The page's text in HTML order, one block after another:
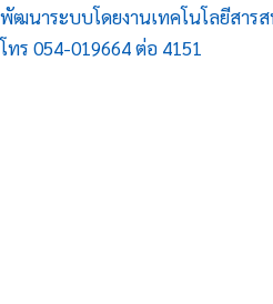
พัฒนาระบบโดยงานเทคโนโลยีสาร
โทร 054-019664 ต่อ 4151